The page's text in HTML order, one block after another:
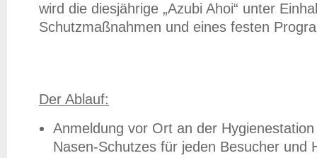
wird die diesjährige „Azubi Ahoi“ unter
Schutzmaßnahmen und eines festen
Der Ablauf:
Anmeldung vor Ort an der
Nasen-Schutzes für jeden Besucher und